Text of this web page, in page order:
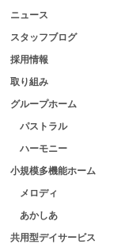
ニュース
スタッフブログ
採用情報
取り組み
グループホーム
パストラル
ハーモニー
小規模多機能ホーム
メロディ
あかしあ
共用型デイサービス